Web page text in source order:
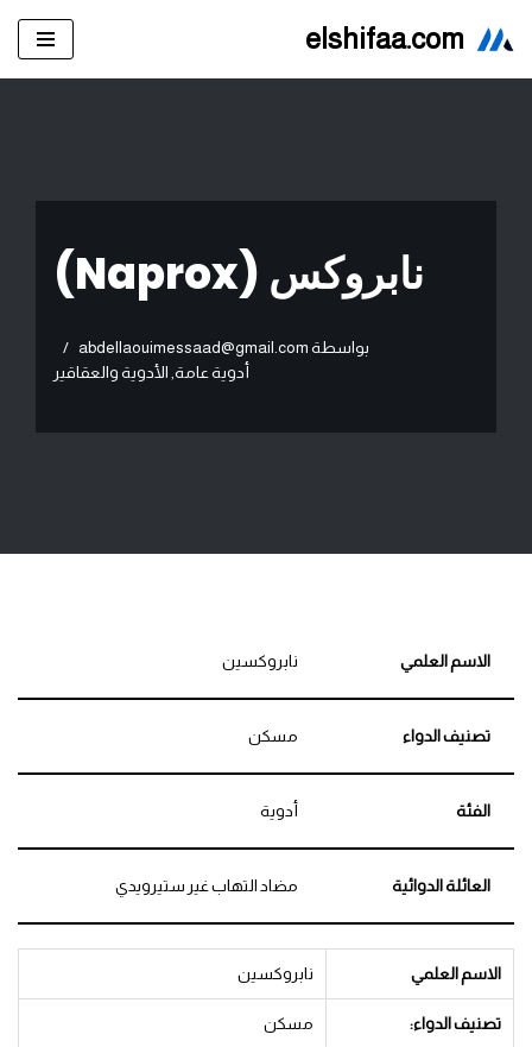
elshifaa.com
نابروكس (Naprox)
بواسطة abdellaouimessaad@gmail.com
أدوية عامة الأدوية والعقاقير
الاسم العلمي نابروكسين
تصنيف الدواء مسكن
الفئة أدوية
العائلة الدوائية مضاد التهاب غير ستيرويدي
الاسم العلمي نابروكسين
تصنيف الدواء: مسكن